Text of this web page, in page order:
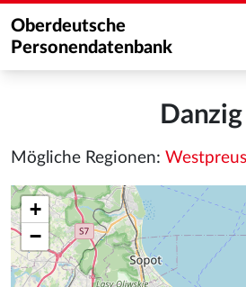
Oberdeutsche
Personendatenbank
Danzig
Mögliche Regionen:
+
−